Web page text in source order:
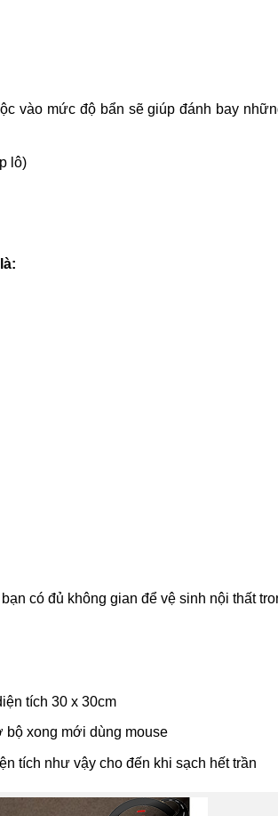
vào mức độ bẩn sẽ giúp đánh bay
lô)
có đủ không gian để vệ sinh nội thất
tích 30 x 30cm
bộ xong mới dùng mouse
tích như vậy cho đến khi sạch hết trần